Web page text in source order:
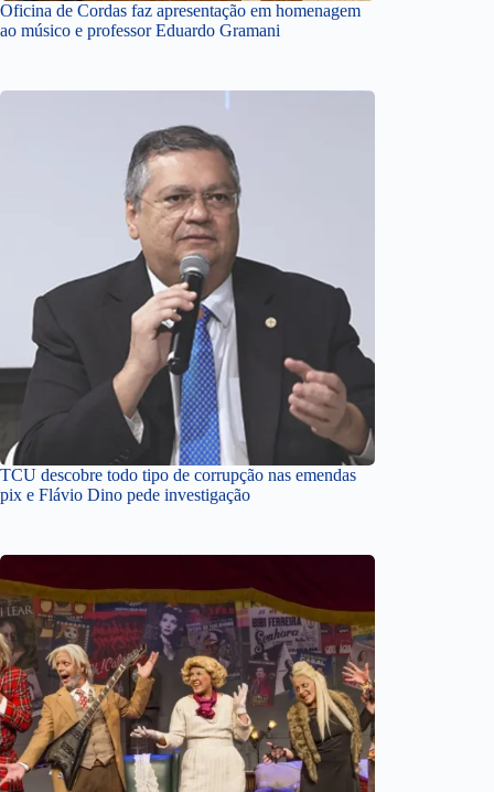
Oficina de Cordas faz apresentação em homenagem
ao músico e professor Eduardo Gramani
TCU descobre todo tipo de corrupção nas emendas
pix e Flávio Dino pede investigação